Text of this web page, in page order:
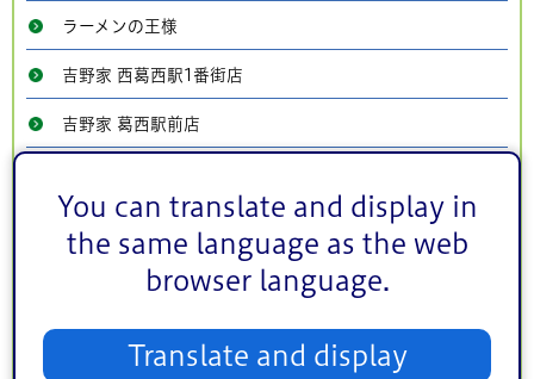
You can translate and display in
the same language as the web
browser language.
Translate and display
ラーメンの王様
吉野家 西葛西駅1番街店
吉野家 葛西駅前店
農産物直売所 えどちゃんショップ
新川さくら館お休み処
松屋 船堀店